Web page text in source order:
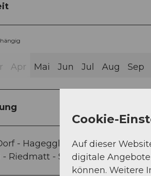
Apr Mai Jun Jul Aug Sep
- Hageggli - Schornenrain -
Riedmatt - Sattel
Cookie-
Auf dieser
digitale
können. Weitere